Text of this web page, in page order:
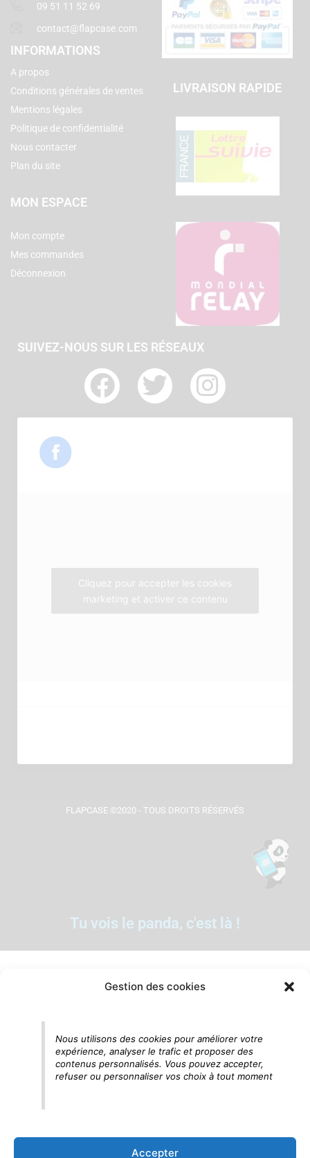
Gestion des cookies
Nous utilisons des cookies pour améliorer votre
expérience, analyser le trafic et proposer des
contenus personnalisés. Vous pouvez accepter,
refuser ou personnaliser vos choix à tout moment
Accepter
09 51 11 52 69
contact@flapcase.com
INFORMATIONS
A propos
Conditions générales de ventes
Mentions légales
Politique de confidentialité
Nous contacter
Plan du site
MON ESPACE
Mon compte
Mes commandes
Déconnexion
LIVRAISON RAPIDE
SUIVEZ-NOUS SUR LES RÉSEAUX
F
a
T
w
I
n
m
Cliquez pour accepter les cookies
marketing et activer ce contenu
FLAPCASE ©2020 - TOUS DROITS RÉSERVÉS
Tu vois le panda, c'est là !